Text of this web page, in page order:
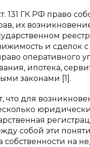
131 ГК РФ право
их
и сделок
оперативного
ипотека,
законами [1].
что для
собой эти
собственности на